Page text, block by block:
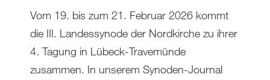
Vom 19. bis zum 21. Februar 2026 kommt
die III. Landessynode der Nordkirche zu ihrer
4. Tagung in Lübeck-Travemünde
zusammen. In unserem Synoden-Journal